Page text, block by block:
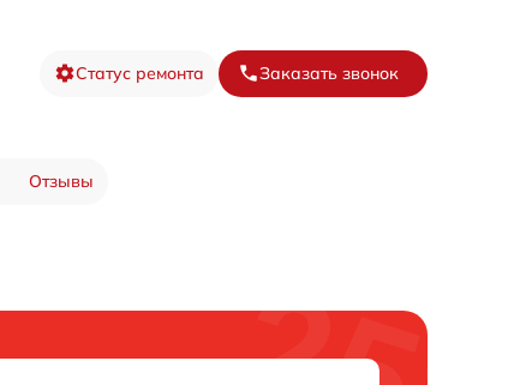
Статус ремонта Заказать звонок
Отзывы